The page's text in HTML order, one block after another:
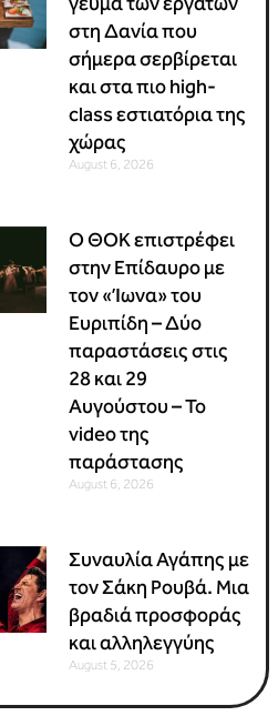
στη Δανία που
σήμερα σερβίρεται
και στα πιο high-
class εστιατόρια της
χώρας
August 6, 2026
Ο ΘΟΚ επιστρέφει
στην Επίδαυρο με
τον «Ίωνα» του
Ευριπίδη – Δύο
παραστάσεις στις
28 και 29
Αυγούστου – Το
video της
παράστασης
August 6, 2026
Συναυλία Αγάπης με
τον Σάκη Ρουβά. Μια
βραδιά προσφοράς
και αλληλεγγύης
August 5, 2026